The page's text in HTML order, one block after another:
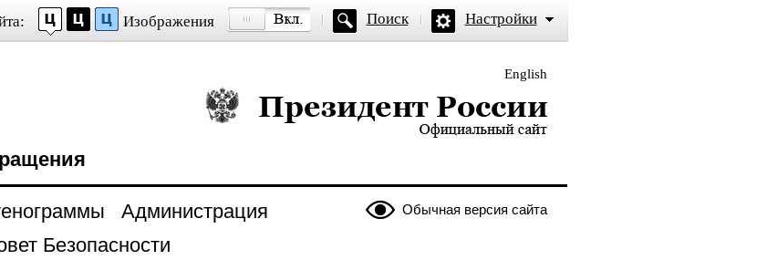
Изображения Поиск Настройки
English
Президент России — официальный сайт
Обычная версия сайта
Администрация
Безопасности